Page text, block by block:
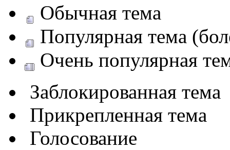
Обычная тема
Популярная тема
Очень популярная
Заблокированная тема
Прикрепленная тема
Голосование